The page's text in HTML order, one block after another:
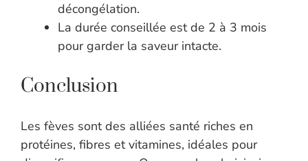
décongélation.
La durée conseillée est de 2 à 3 mois
pour garder la saveur intacte.
Conclusion
Les fèves sont des alliées santé riches en
protéines, fibres et vitamines, idéales pour